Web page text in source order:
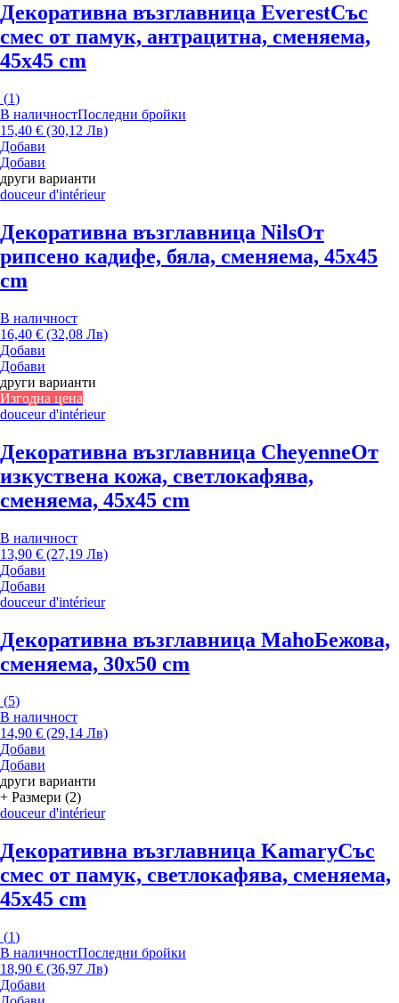
Декоративна възглавница EverestСъс
смес от памук, антрацитна, сменяема,
45x45 cm
(1)
В наличностПоследни бройки
15,40 € (30,12 Лв)
Добави
Добави
други варианти
douceur d'intérieur
Декоративна възглавница NilsОт
рипсено кадифе, бяла, сменяема, 45x45
cm
В наличност
16,40 € (32,08 Лв)
Добави
Добави
други варианти
Изгодна цена
douceur d'intérieur
Декоративна възглавница CheyenneОт
изкуствена кожа, светлокафява,
сменяема, 45x45 cm
В наличност
13,90 € (27,19 Лв)
Добави
Добави
douceur d'intérieur
Декоративна възглавница MahoБежова,
сменяема, 30x50 cm
(5)
В наличност
14,90 € (29,14 Лв)
Добави
Добави
други варианти
+ Размери (2)
douceur d'intérieur
Декоративна възглавница KamaryСъс
смес от памук, светлокафява, сменяема,
45x45 cm
(1)
В наличностПоследни бройки
18,90 € (36,97 Лв)
Добави